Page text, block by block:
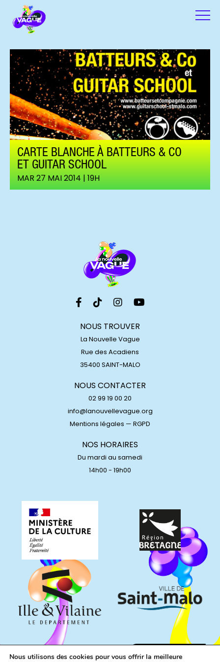
CARTE BLANCHE À BATTEURS & CO
ET GUITAR SCHOOL
MAR 27 MAI 2014 | 19H
NOUS TROUVER
La Nouvelle Vague
Rue des Acadiens
35400 SAINT-MALO
NOUS CONTACTER
02 99 19 00 20
info@lanouvellevague.org
Mentions légales — RGPD
NOS HORAIRES
Du mardi au samedi
14h00 - 19h00
Nous utilisons des cookies pour vous offrir la meilleure